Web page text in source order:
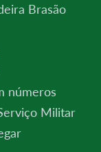
Brasão
números
Militar